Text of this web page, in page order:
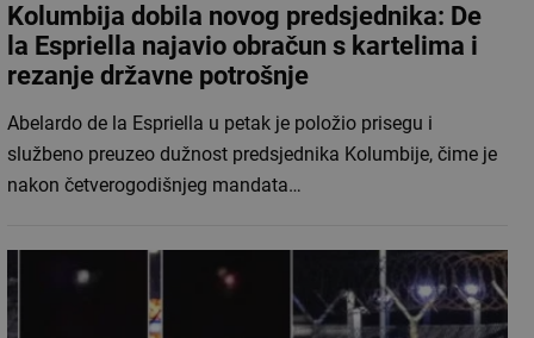
Kolumbija dobila novog predsjednika: De
la Espriella najavio obračun s kartelima i
rezanje državne potrošnje
Abelardo de la Espriella u petak je položio prisegu i
službeno preuzeo dužnost predsjednika Kolumbije, čime je
nakon četverogodišnjeg mandata…